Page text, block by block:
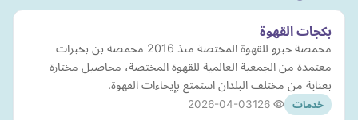
بكجات القهوة
محمصة حبرو للقهوة المختصة منذ 2016 محمصة بن بخبرات
معتمدة من الجمعية العالمية للقهوة المختصة، محاصيل مختارة
بعناية من مختلف البلدان استمتع بإيحاءات القهوة.
خدمات 2026-04-03